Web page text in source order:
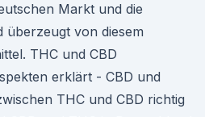
Markt und die
überzeugt von diesem
THC und CBD
erklärt - CBD und
THC und CBD richtig